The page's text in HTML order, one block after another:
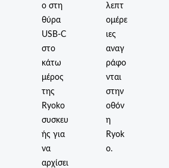
ο στη
θύρα
USB-C
στο
κάτω
μέρος
της
Ryoko
συσκευ
ής για
να
αρχίσει
λεπτ
ομέρε
ιες
αναγ
ράφο
νται
στην
οθόν
η
Ryok
o.